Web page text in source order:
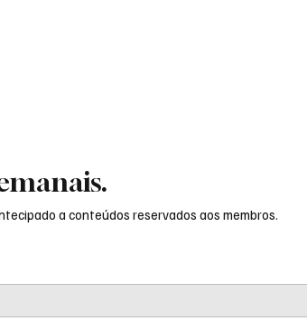
a conteúdos reservados aos membros.